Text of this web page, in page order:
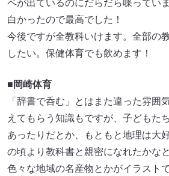
ペが出ているのにだらだら喋ってい
白かったので最高でした！
今後ですが全教科いけます。全部の
したい。保健体育でも飲めます！
■岡崎体育
「辞書で呑む」とはまた違った雰囲
えてもらう知識もですが、子どもた
あったりだとか、もともと地理は大
の頃より教科書と親密になれたかな
色々な地域の名産物とかがイラスト